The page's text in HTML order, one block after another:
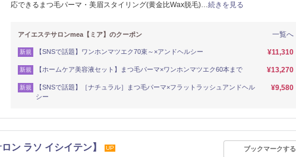
応できるまつ毛パーマ・美眉スタイリング(黄金比Wax脱毛)…続きを見る
一覧へ
アイエステサロンmea【ミア】のクーポン
新規 【SNSで話題】ワンホンマツエク70束～×アンドヘルシー ¥11,310
新規 【ホームケア美容液セット】まつ毛パーマ×ワンホンマツエク60本まで ¥13,270
新規
【SNSで話題】［ナチュラル］まつ毛パーマ×フラットラッシュアンドヘル
シー
¥9,580
ン ラソ イシイテン】 UP ブックマークする